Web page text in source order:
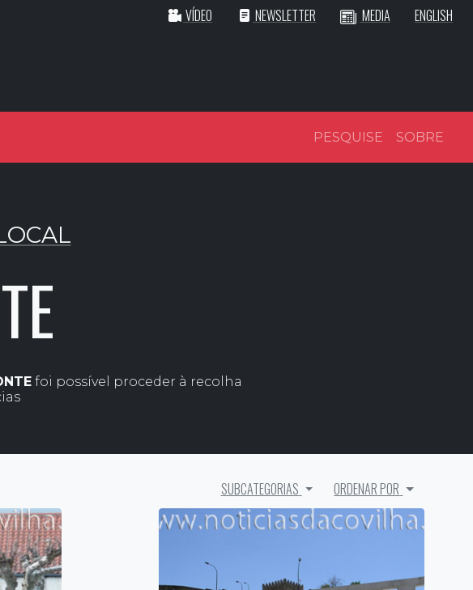
VÍDEO NEWSLETTER MEDIA ENGLISH
PESQUISE SOBRE
foi possível proceder à recolha
SUBCATEGORIAS ORDENAR POR